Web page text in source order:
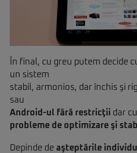
În final, cu greu putem decide
un sistem
stabil, armonios, dar închis şi
sau
Android-ul fără restricţii dar cu
probleme de optimizare şi
Depinde de aşteptările